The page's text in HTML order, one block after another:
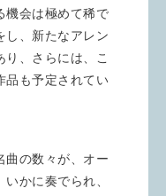
機会は極めて稀で
し、新たなアレン
り、さらには、こ
品も予定されてい
曲の数々が、オー
かに奏でられ、